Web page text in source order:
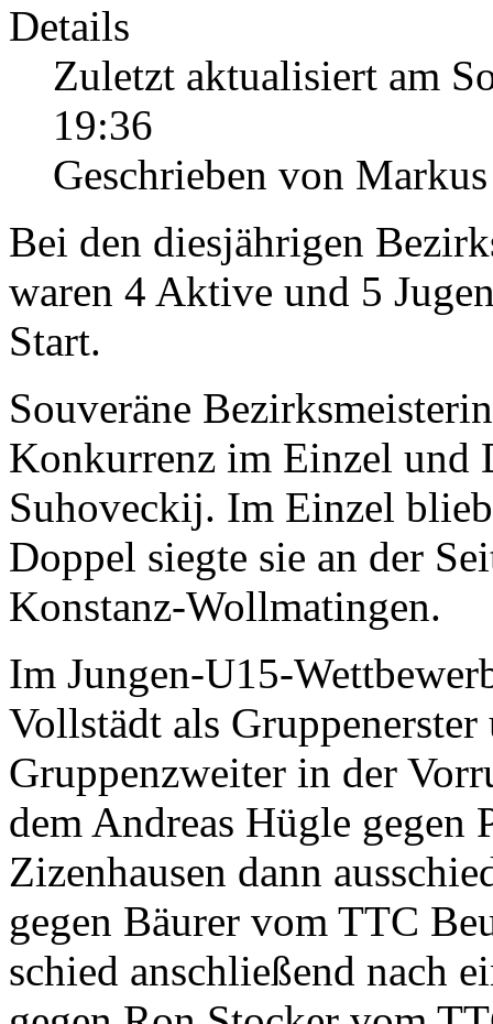
Details
Zuletzt aktualisiert am
19:36
Geschrieben von Markus
Bei den diesjährigen
waren 4 Aktive und 5
Start.
Souveräne
Konkurrenz im Einzel und
Suhoveckij. Im Einzel
Doppel siegte sie an der
Konstanz-Wollmatingen.
Im Jungen-U15-
Vollstädt als
Gruppenzweiter in der
dem Andreas Hügle
Zizenhausen dann
gegen Bäurer vom TTC
schied anschließend nach